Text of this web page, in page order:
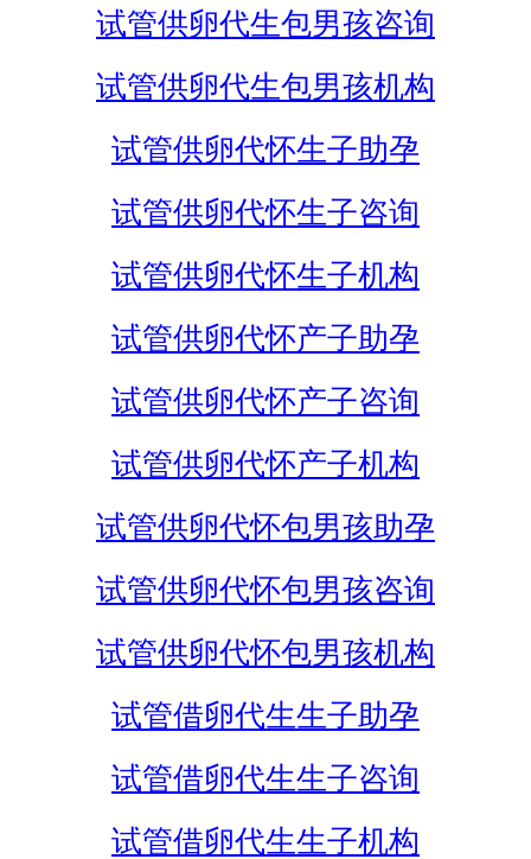
试管供卵代生包男孩咨询
试管供卵代生包男孩机构
试管供卵代怀生子助孕
试管供卵代怀生子咨询
试管供卵代怀生子机构
试管供卵代怀产子助孕
试管供卵代怀产子咨询
试管供卵代怀产子机构
试管供卵代怀包男孩助孕
试管供卵代怀包男孩咨询
试管供卵代怀包男孩机构
试管借卵代生生子助孕
试管借卵代生生子咨询
试管借卵代生生子机构